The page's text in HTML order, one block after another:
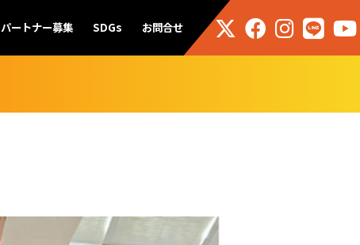
パートナー募集 SDGs お問合せ